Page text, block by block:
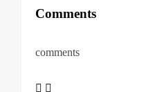
Comments
comments